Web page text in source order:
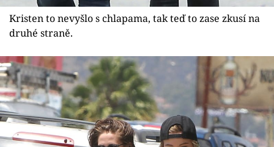
Kristen to nevyšlo s chlapama, tak teď to zase zkusí na
druhé straně.